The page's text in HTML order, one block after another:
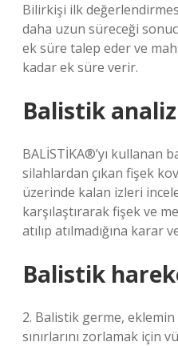
Bilirkişi ilk
daha uzun süreceği
ek süre talep eder ve
kadar ek süre verir.
Balistik
BALİSTİKA®’yı kullanan
silahlardan çıkan fişek
üzerinde kalan izleri
karşılaştırarak fişek ve
atılıp atılmadığına karar
Balistik
2. Balistik germe, eklemin
sınırlarını zorlamak için